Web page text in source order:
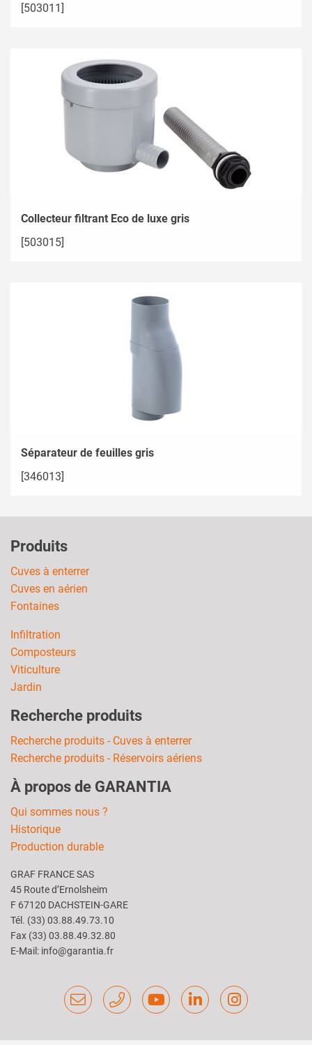
[503011]
Collecteur filtrant Eco de luxe gris
[503015]
Séparateur de feuilles gris
[346013]
Produits
Cuves à enterrer
Cuves en aérien
Fontaines
Infiltration
Composteurs
Viticulture
Jardin
Recherche produits
Recherche produits - Cuves à enterrer
Recherche produits - Réservoirs aériens
À propos de GARANTIA
Qui sommes nous ?
Historique
Production durable
GRAF FRANCE SAS
45 Route d’Ernolsheim
F 67120 DACHSTEIN-GARE
Tél. (33) 03.88.49.73.10
Fax (33) 03.88.49.32.80
E-Mail: info@garantia.fr